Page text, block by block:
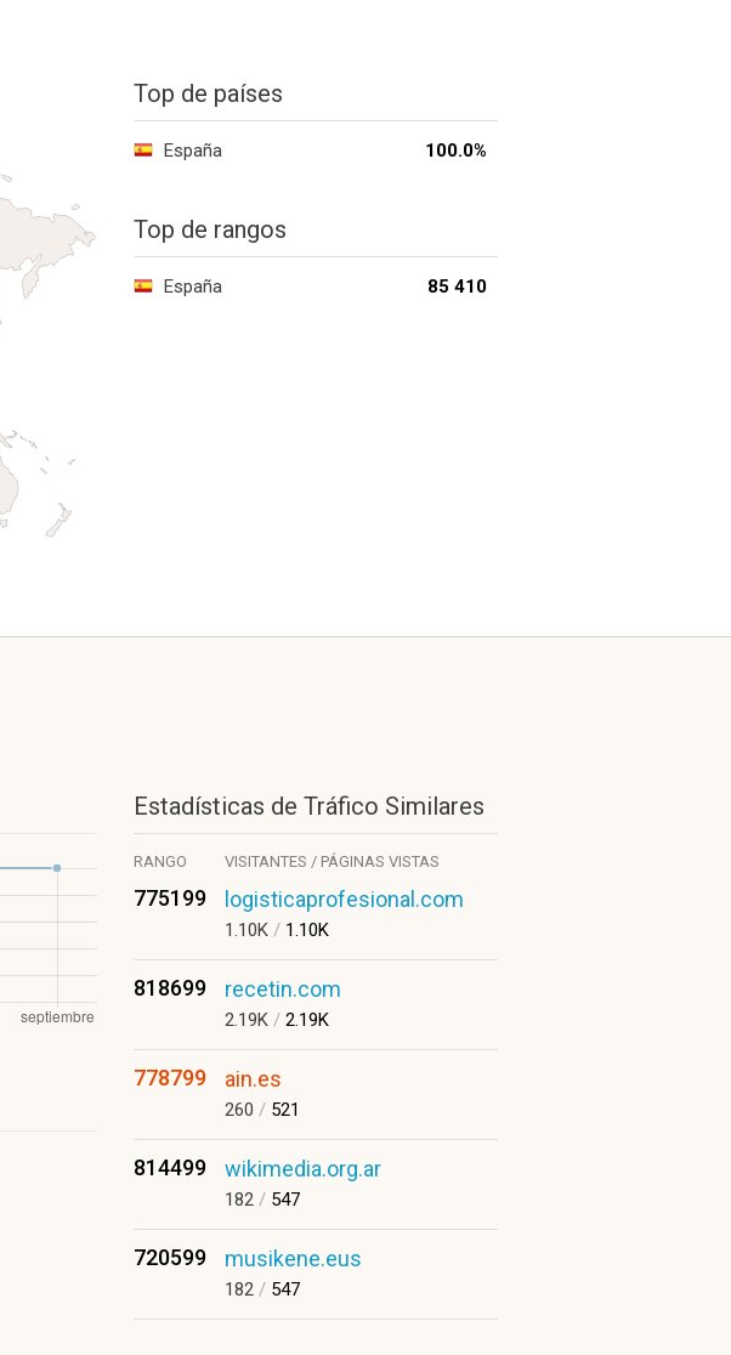
Top de países
España 100.0%
Top de rangos
España 85 410
Estadísticas de Tráfico Similares
RANGO VISITANTES / PÁGINAS VISTAS
775199 logisticaprofesional.com
1.10K / 1.10K
818699 recetin.com
2.19K / 2.19K
778799 ain.es
260 / 521
814499 wikimedia.org.ar
182 / 547
720599 musikene.eus
182 / 547